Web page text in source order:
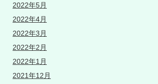
2022年5月
2022年4月
2022年3月
2022年2月
2022年1月
2021年12月